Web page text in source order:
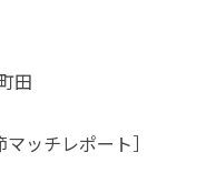
田
ッチレポート］